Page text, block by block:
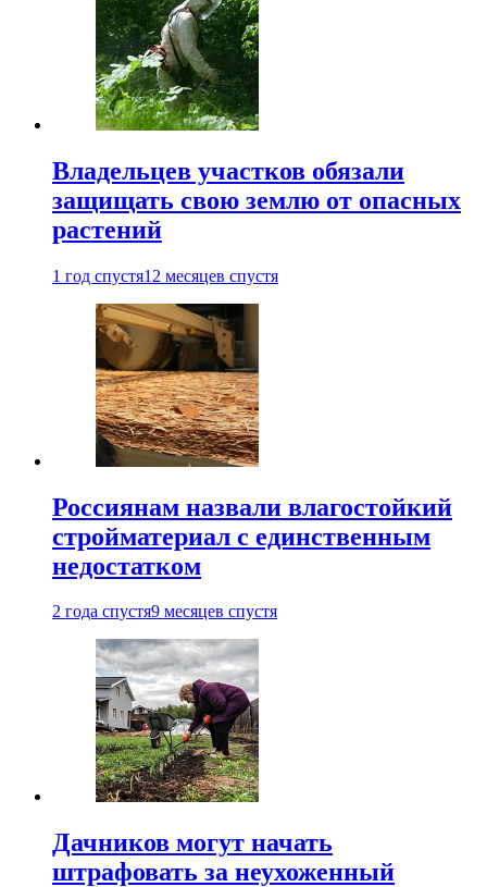
Владельцев участков обязали
защищать свою землю от опасных
растений
1 год спустя12 месяцев спустя
Россиянам назвали влагостойкий
стройматериал с единственным
недостатком
2 года спустя9 месяцев спустя
Дачников могут начать
штрафовать за неухоженный